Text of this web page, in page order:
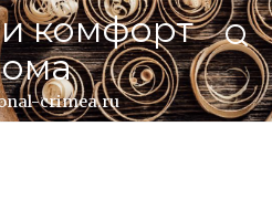
комфорт
crimea.ru